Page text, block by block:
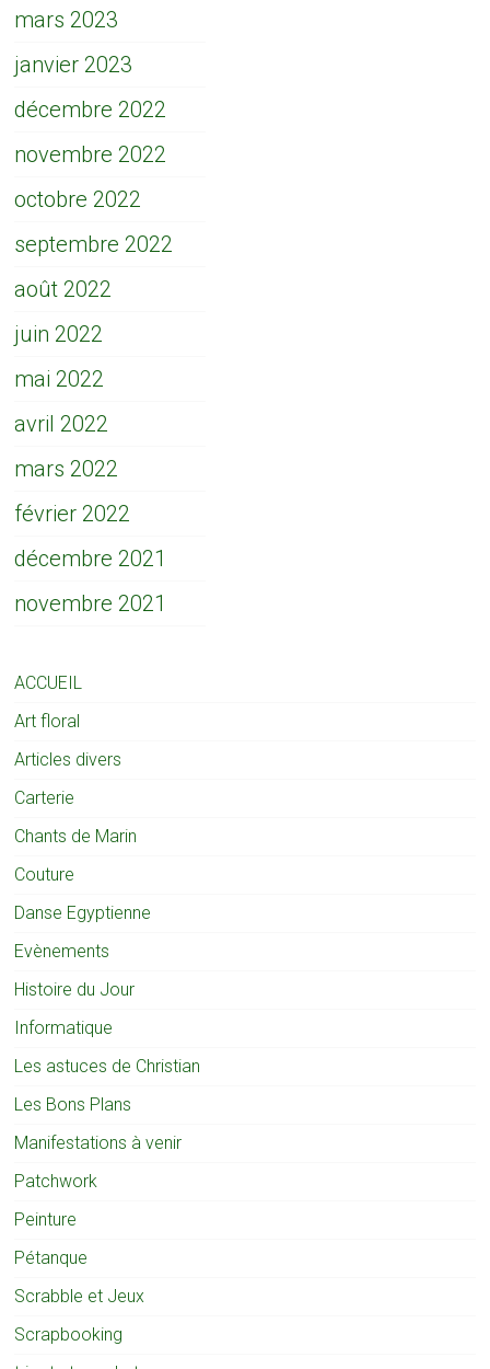
mars 2023
janvier 2023
décembre 2022
novembre 2022
octobre 2022
septembre 2022
août 2022
juin 2022
mai 2022
avril 2022
mars 2022
février 2022
décembre 2021
novembre 2021
ACCUEIL
Art floral
Articles divers
Carterie
Chants de Marin
Couture
Danse Egyptienne
Evènements
Histoire du Jour
Informatique
Les astuces de Christian
Les Bons Plans
Manifestations à venir
Patchwork
Peinture
Pétanque
Scrabble et Jeux
Scrapbooking